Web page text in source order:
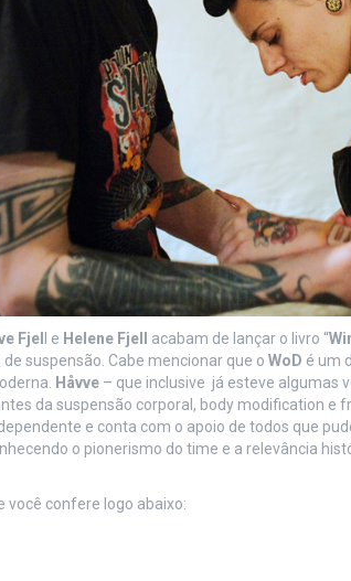
Fjel l e Helene Fjell acabam de lançar o livro “
suspensão. Cabe mencionar que o WoD é um
Håvve– que inclusive já esteve algumas
da suspensão corporal, body modification e
e conta com o apoio de todos que
o pionerismo do time e a relevância
você confere logo abaixo: